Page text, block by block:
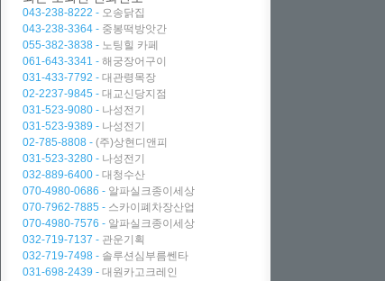
043-238-8222 - 오송닭집
043-238-3364 - 중봉떡방앗간
055-382-3838 - 노팅힐 카페
061-643-3341 - 해궁장어구이
031-433-7792 - 대관령목장
02-2237-9845 - 대교신당지점
031-523-9080 - 나성전기
031-523-9389 - 나성전기
02-785-8808 - (주)상현디앤피
031-523-3280 - 나성전기
032-889-6400 - 대청수산
070-4980-0686 - 알파실크종이세상
070-7962-7885 - 스카이폐차장산업
070-4980-7576 - 알파실크종이세상
032-719-7137 - 관운기획
032-719-7498 - 솔루션심부름쎈타
031-698-2439 - 대원카고크레인